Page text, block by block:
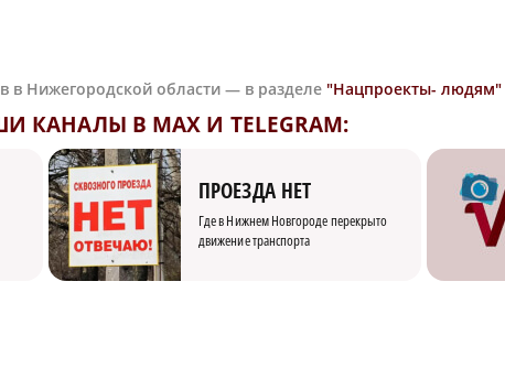
в Нижегородской области — в разделе "Нацпроекты- людям"
В MAX И TELEGRAM:
ПРОЕЗДА НЕТ
Где в Нижнем Новгороде перекрыто
движение транспорта